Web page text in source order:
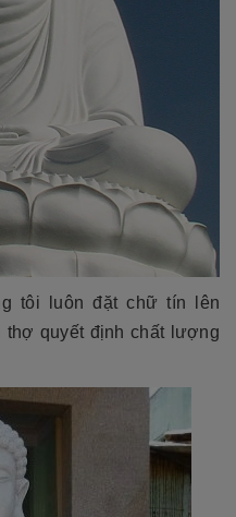
tôi luôn đặt chữ tín lên
thợ quyết định chất lượng